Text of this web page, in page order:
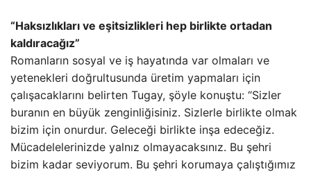
“Haksızlıkları ve eşitsizlikleri hep birlikte ortadan
kaldıracağız”
Romanların sosyal ve iş hayatında var olmaları ve
yetenekleri doğrultusunda üretim yapmaları için
çalışacaklarını belirten Tugay, şöyle konuştu: “Sizler
buranın en büyük zenginliğisiniz. Sizlerle birlikte olmak
bizim için onurdur. Geleceği birlikte inşa edeceğiz.
Mücadelelerinizde yalnız olmayacaksınız. Bu şehri
bizim kadar seviyorum. Bu şehri korumaya çalıştığımız